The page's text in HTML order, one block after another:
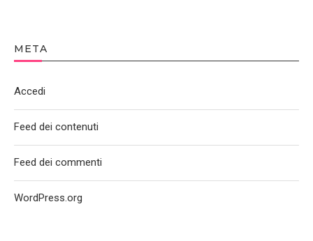
META
Accedi
Feed dei contenuti
Feed dei commenti
WordPress.org